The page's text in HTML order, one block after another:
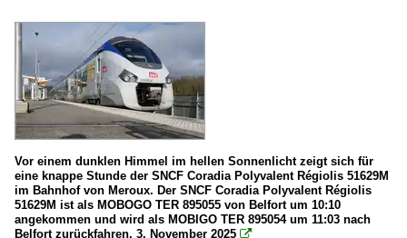
Vor einem dunklen Himmel im hellen Sonnenlicht zeigt sich für
eine knappe Stunde der SNCF Coradia Polyvalent Régiolis 51629M
im Bahnhof von Meroux. Der SNCF Coradia Polyvalent Régiolis
51629M ist als MOBOGO TER 895055 von Belfort um 10:10
angekommen und wird als MOBIGO TER 895054 um 11:03 nach
Belfort zurückfahren. 3. November 2025 